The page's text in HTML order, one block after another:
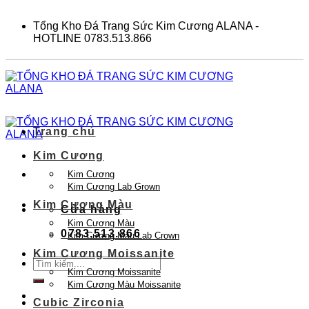
content
Tổng Kho Đá Trang Sức Kim Cương ALANA -
HOTLINE 0783.513.866
Cửa hàng
0783.513.866
Tìm
kiếm:
Trang chủ
Kim Cương
Kim Cương
Kim Cương Lab Grown
Kim Cương Màu
Kim Cương Màu
Kim Cương Màu Lab Crown
Kim Cương Moissanite
Kim Cương Moissanite
Kim Cương Màu Moissanite
Cubic Zirconia